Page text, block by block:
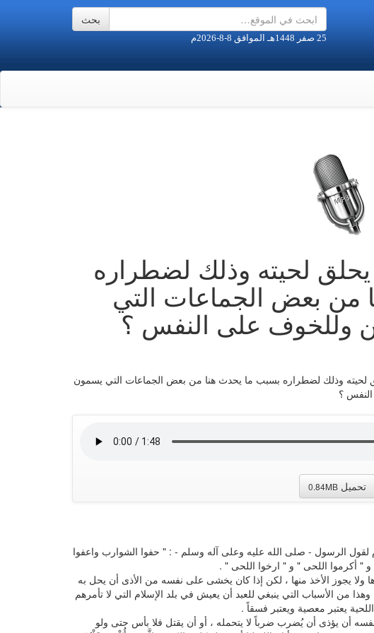
25 صفر 1448هـ الموافق 8-8-2026م
لحيته وذلك لضطراره
من بعض الجماعات التي
وللخوف على النفس ؟
وذلك لضطراره بسبب ما يحدث هنا من بعض الجماعات التي يسمون
النفس ؟
تحميل 0.84MB
لقول الرسول - صلى الله عليه وعلى آله وسلم - : " حفوا الشوارب واعفوا
" أكرموا اللحى " و " ارخوا اللحى " .
ولا يجوز الأخذ منها ، لكن إذا كان يخشى على نفسه من الأذى أن يحل به
وهذا من الأسباب التي ينبغي للعبد أن يعيش في بلد الإسلام التي لا تأمرهم
يعتبر معصية ويعتبر فسقاً .
أن يؤذى أن يُضرب ضرباً لا يتحمله ، أو أن يقتل فلا بأس حتى ولو